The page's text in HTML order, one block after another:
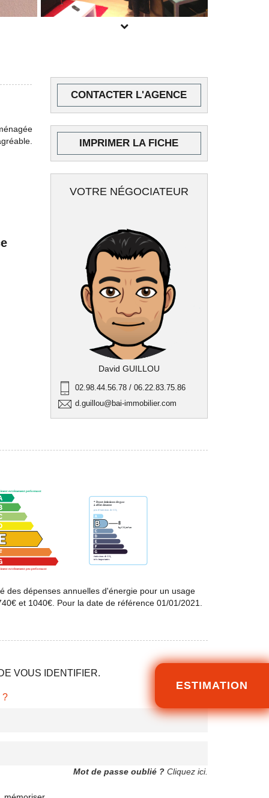
ESTIMATION
POUR PLUS DE PHOTOS
CONTACTER L'AGENCE
IMPRIMER LA FICHE
VOTRE NÉGOCIATEUR
David GUILLOU
02.98.44.56.78 / 06.22.83.75.86
d.guillou@bai-immobilier.com
des dépenses annuelles d'énergie pour un usage
et 1040€. Pour la date de référence 01/01/2021.
VOUS IDENTIFIER.
?
Mot de passe oublié ?Cliquez ici.